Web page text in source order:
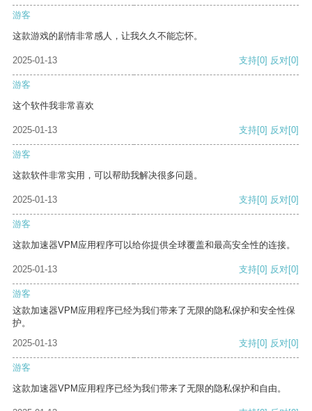
游客
这款游戏的剧情非常感人，让我久久不能忘怀。
2025-01-13 支持[0] 反对[0]
游客
这个软件我非常喜欢
2025-01-13 支持[0] 反对[0]
游客
这款软件非常实用，可以帮助我解决很多问题。
2025-01-13 支持[0] 反对[0]
游客
这款加速器VPM应用程序可以给你提供全球覆盖和最高安全性的连接。
2025-01-13 支持[0] 反对[0]
游客
这款加速器VPM应用程序已经为我们带来了无限的隐私保护和安全性保
护。
2025-01-13
支持[0] 反对[0]
游客
这款加速器VPM应用程序已经为我们带来了无限的隐私保护和自由。